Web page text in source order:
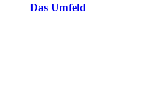
Das Umfeld